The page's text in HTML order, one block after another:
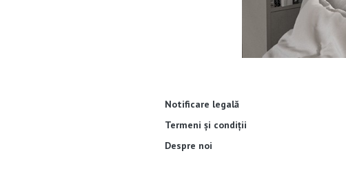
Notificare legală
Termeni și condiții
Despre noi